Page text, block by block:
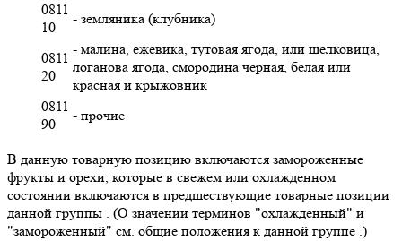
0811
10
- земляника (клубника)
0811
20
- малина, ежевика, тутовая ягода, или шелковица,
логанова ягода, смородина черная, белая или
красная и крыжовник
0811
90
- прочие
В данную товарную позицию включаются замороженные
фрукты и орехи, которые в свежем или охлажденном
состоянии включаются в предшествующие товарные позиции
данной группы . (О значении терминов "охлажденный" и
"замороженный" см. общие положения к данной группе .)